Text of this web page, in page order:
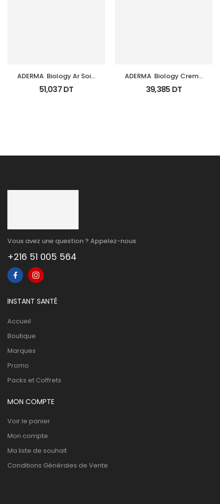
ADERMA  Biology Ar Soin
Anti Rougeurs Tb 40 Ml
51,037DT
ADERMA  Biology Creme
Legere Hyd Tb 0Ml
39,385 DT
Vous avez une question ? Appelez-nous
+216 51 005 564
INSTANT SANTÉ
Accueil
Boutique
Marques
Promo
Packs et Coffrets
MON COMPTE
Voir le panier
Mon compte
Ma liste de souhait
Conditions Générales de Vente